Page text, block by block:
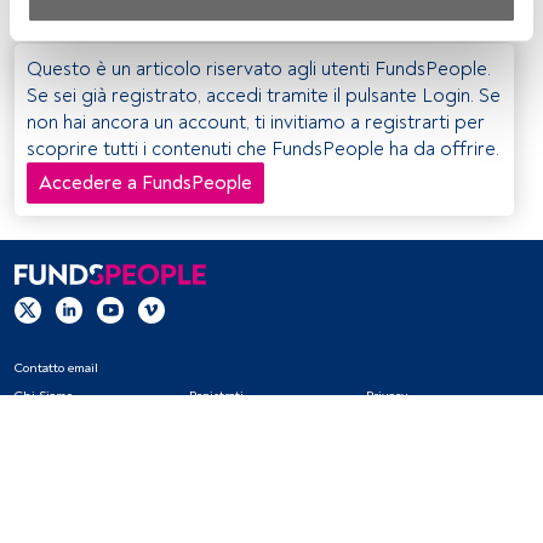
Utilizzo di dati di localizzazione geografica precisi. Analisi
attiva delle caratteristiche del dispositivo per la sua
identificazione. Memorizzazione delle informazioni su un
dispositivo e/o accesso alle stesse. Pubblicità e contenuti
personalizzati, misurazione della pubblicità e dei
contenuti, ricerca sul pubblico e sviluppo di servizi.
Elenco dei partner (fornitori)
Questo è un articolo riservato agli utenti FundsPeople.
Se sei già registrato, accedi tramite il pulsante Login. Se
non hai ancora un account, ti invitiamo a registrarti per
scoprire tutti i contenuti che FundsPeople ha da offrire.
Accedere a FundsPeople
Contatto email
Chi Siamo
Registrati
Privacy